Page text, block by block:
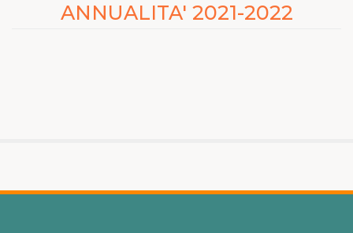
ANNUALITA' 2021-2022